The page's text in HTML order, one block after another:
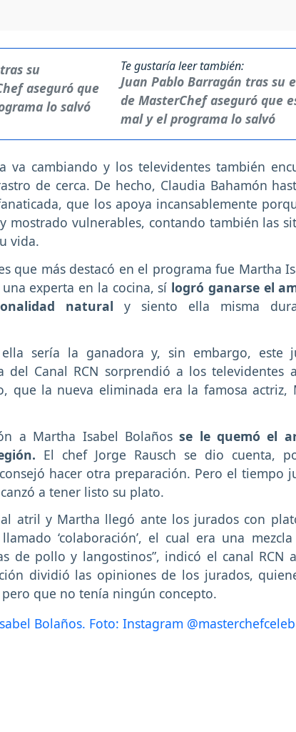
Te gustaría leer también:
Juan Pablo Barragán tras su
de MasterChef aseguró que
mal y el programa lo salvó
va cambiando y los televidentes también
de cerca. De hecho, Claudia Bahamón
que los apoya incansablemente
mostrado vulnerables, contando también las
vida.
que más destacó en el programa fue Martha
experta en la cocina, sí logró ganarse el
natural y siento ella misma
sería la ganadora y, sin embargo, este
del Canal RCN sorprendió a los televidentes
que la nueva eliminada era la famosa actriz,
a Martha Isabel Bolañosse le quemó el
El chef Jorge Rausch se dio cuenta,
hacer otra preparación. Pero el tiempo
a tener listo su plato.
atril y Martha llegó ante los jurados con
‘colaboración’, el cual era una
de pollo y langostinos”, indicó el canal RCN
dividió las opiniones de los jurados,
que no tenía ningún concepto.